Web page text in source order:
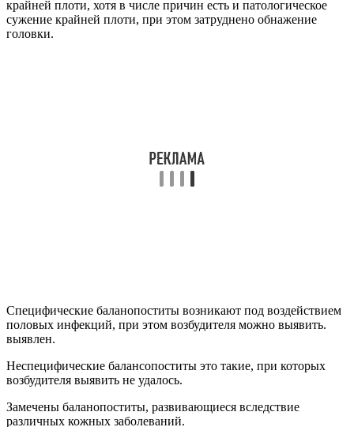
крайней плоти, хотя в числе причин есть и патологическое
сужение крайней плоти, при этом затруднено обнажение
головки.
Специфические баланопоститы возникают под воздействием
половых инфекций, при этом возбудителя можно выявить.
выявлен.
Неспецифические балансопоститы это такие, при которых
возбудителя выявить не удалось.
Замечены баланопоститы, развивающиеся вследствие
различных кожных заболеваний.